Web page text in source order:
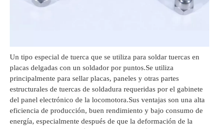
Un tipo especial de tuerca que se utiliza para soldar tuercas en
placas delgadas con un soldador por puntos.Se utiliza
principalmente para sellar placas, paneles y otras partes
estructurales de tuercas de soldadura requeridas por el gabinete
del panel electrónico de la locomotora.Sus ventajas son una alta
eficiencia de producción, buen rendimiento y bajo consumo de
energía, especialmente después de que la deformación de la